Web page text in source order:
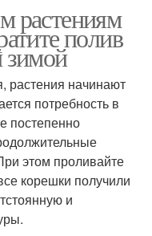
растениям
полив
зимой
растения начинают
потребность в
постепенно
этом проливайте
корешки получили
и